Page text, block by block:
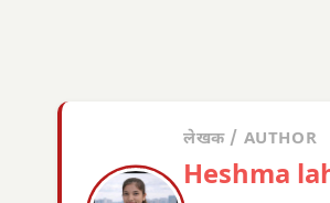
लेखक / AUTHOR
Heshma